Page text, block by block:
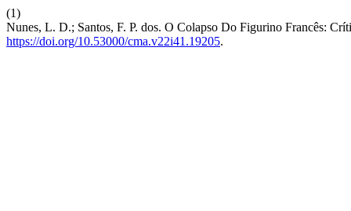
(1)
Nunes, L. D.; Santos, F. P. dos. O Colapso Do Figurino Francês:
https://doi.org/10.53000/cma.v22i41.19205.